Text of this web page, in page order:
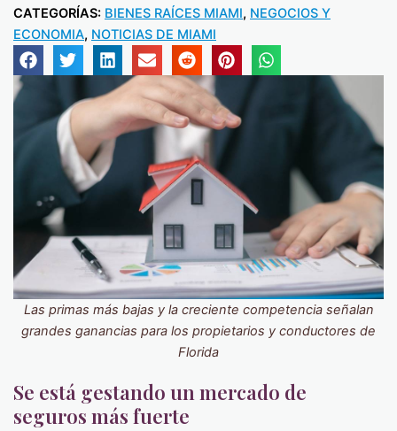
CATEGORÍAS: BIENES RAÍCES MIAMI, NEGOCIOS Y
ECONOMIA, NOTICIAS DE MIAMI
Las primas más bajas y la creciente competencia señalan
grandes ganancias para los propietarios y conductores de
Florida
Se está gestando un mercado de
seguros más fuerte